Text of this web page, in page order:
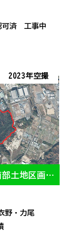
可済 工事中
野・力尾
2023年空撮
（仮称）多度町南部土地区画整理事業